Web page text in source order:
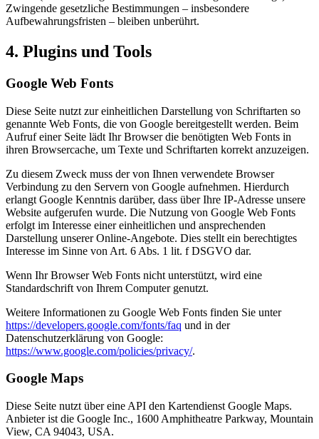
Zwingende gesetzliche Bestimmungen – insbesondere
Aufbewahrungsfristen – bleiben unberührt.
4. Plugins und Tools
Google Web Fonts
Diese Seite nutzt zur einheitlichen Darstellung von Schriftarten so
genannte Web Fonts, die von Google bereitgestellt werden. Beim
Aufruf einer Seite lädt Ihr Browser die benötigten Web Fonts in
ihren Browsercache, um Texte und Schriftarten korrekt anzuzeigen.
Zu diesem Zweck muss der von Ihnen verwendete Browser
Verbindung zu den Servern von Google aufnehmen. Hierdurch
erlangt Google Kenntnis darüber, dass über Ihre IP-Adresse unsere
Website aufgerufen wurde. Die Nutzung von Google Web Fonts
erfolgt im Interesse einer einheitlichen und ansprechenden
Darstellung unserer Online-Angebote. Dies stellt ein berechtigtes
Interesse im Sinne von Art. 6 Abs. 1 lit. f DSGVO dar.
Wenn Ihr Browser Web Fonts nicht unterstützt, wird eine
Standardschrift von Ihrem Computer genutzt.
Weitere Informationen zu Google Web Fonts finden Sie unter
https://developers.google.com/fonts/faq und in der
Datenschutzerklärung von Google:
https://www.google.com/policies/privacy/.
Google Maps
Diese Seite nutzt über eine API den Kartendienst Google Maps.
Anbieter ist die Google Inc., 1600 Amphitheatre Parkway, Mountain
View, CA 94043, USA.